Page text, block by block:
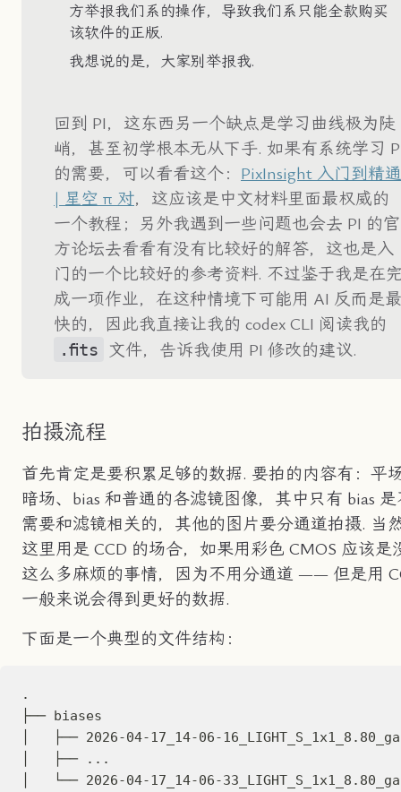
方举报我们系的操作，导致我们系只能全款购买
该软件的正版.
我想说的是，大家别举报我.
回到 PI，这东西另一个缺点是学习曲线极为陡
峭，甚至初学根本无从下手. 如果有系统学习
的需要，可以看看这个： PixInsight 入门到精通
| 星空 π 对，这应该是中文材料里面最权威的
一个教程；另外我遇到一些问题也会去 PI 的官
方论坛去看看有没有比较好的解答，这也是入
门的一个比较好的参考资料. 不过鉴于我是在
成一项作业，在这种情境下可能用 AI 反而是最
快的，因此我直接让我的 codex CLI 阅读我的
.fits
文件，告诉我使用 PI 修改的建议.
拍摄流程
首先肯定是要积累足够的数据. 要拍的内容有：平
暗场、bias 和普通的各滤镜图像，其中只有 bias 是
需要和滤镜相关的，其他的图片要分通道拍摄. 当
这里用是 CCD 的场合，如果用彩色 CMOS 应该是
这么多麻烦的事情，因为不用分通道 —— 但是用
一般来说会得到更好的数据.
下面是一个典型的文件结构：
.
├── biases
│   ├── 2026-04-17_14-06-
│   ├── ...
│   └── 2026-04-17_14-06-